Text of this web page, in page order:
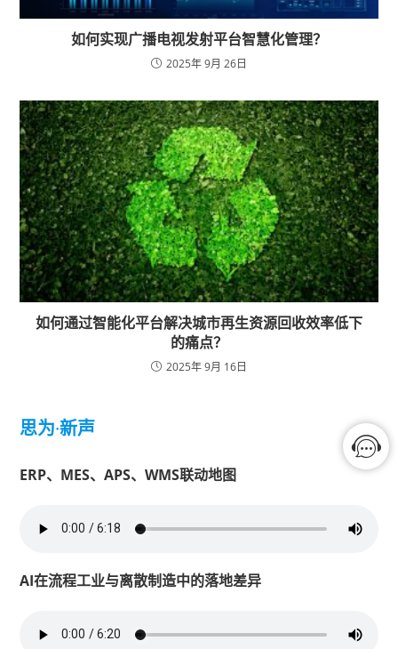
如何实现广播电视发射平台智慧化管理？
2025年 9月 26日
如何通过智能化平台解决城市再生资源回收效率低下
的痛点？
2025年 9月 16日
思为·新声
ERP、MES、APS、WMS联动地图
AI在流程工业与离散制造中的落地差异